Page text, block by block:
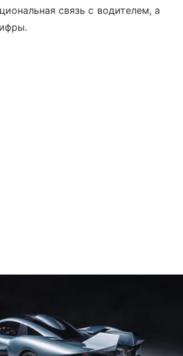
связь с водителем, а